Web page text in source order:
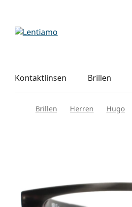
Kontaktlinsen
Pflegemittel Brillen
Alles über den Einkauf
Brillen Herren Hugo